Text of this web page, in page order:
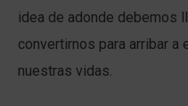
idea de adonde debemos
convertirnos para arribar a
nuestras vidas.